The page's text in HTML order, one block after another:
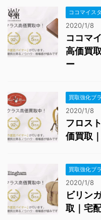
ココマイス
2020/1/8
ココマ
高価買
ー
買取強化ブ
2020/1/8
フロス
価買取
買取強化ブ
2020/1/8
ビリン
取｜宅